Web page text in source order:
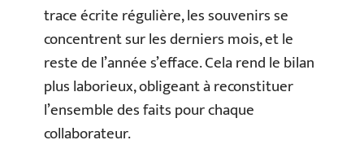
trace écrite régulière, les souvenirs se
concentrent sur les derniers mois, et le
reste de l’année s’efface. Cela rend le bilan
plus laborieux, obligeant à reconstituer
l’ensemble des faits pour chaque
collaborateur.